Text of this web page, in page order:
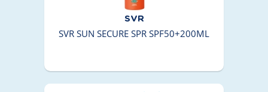
SVR
SVR SUN SECURE SPR SPF50+200ML